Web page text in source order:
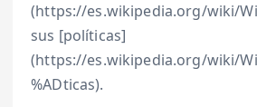
(https://es.wikipedia.org/wiki/
sus [políticas]
(https://es.wikipedia.org/wiki/
%ADticas).